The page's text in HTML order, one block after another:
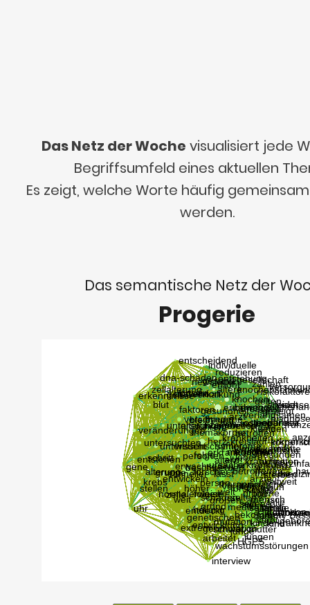
Das Netz der Woche visualisiert jede
Begriffsumfeld eines aktuellen
Es zeigt, welche Worte häufig
werden.
Das semantische Netz der
Progerie